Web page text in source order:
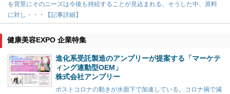
を背景にそのニーズは今後も持続することが見込まれる。そうした中、原料
に対し・・・【記事詳細】
健康美容EXPO 企業特集
進化系受託製造のアンプリーが提案する「マーケテ
ィング連動型OEM」
株式会社アンプリー
ポストコロナの動きが水面下で加速している。コロナ禍で減